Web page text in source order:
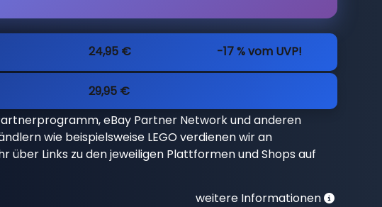
24,95 € -17 % vom UVP!
29,95 €
eBay Partner Network und anderen
wie beispielsweise LEGO verdienen wir an
über Links zu den jeweiligen Plattformen und Shops auf
weitere Informationen